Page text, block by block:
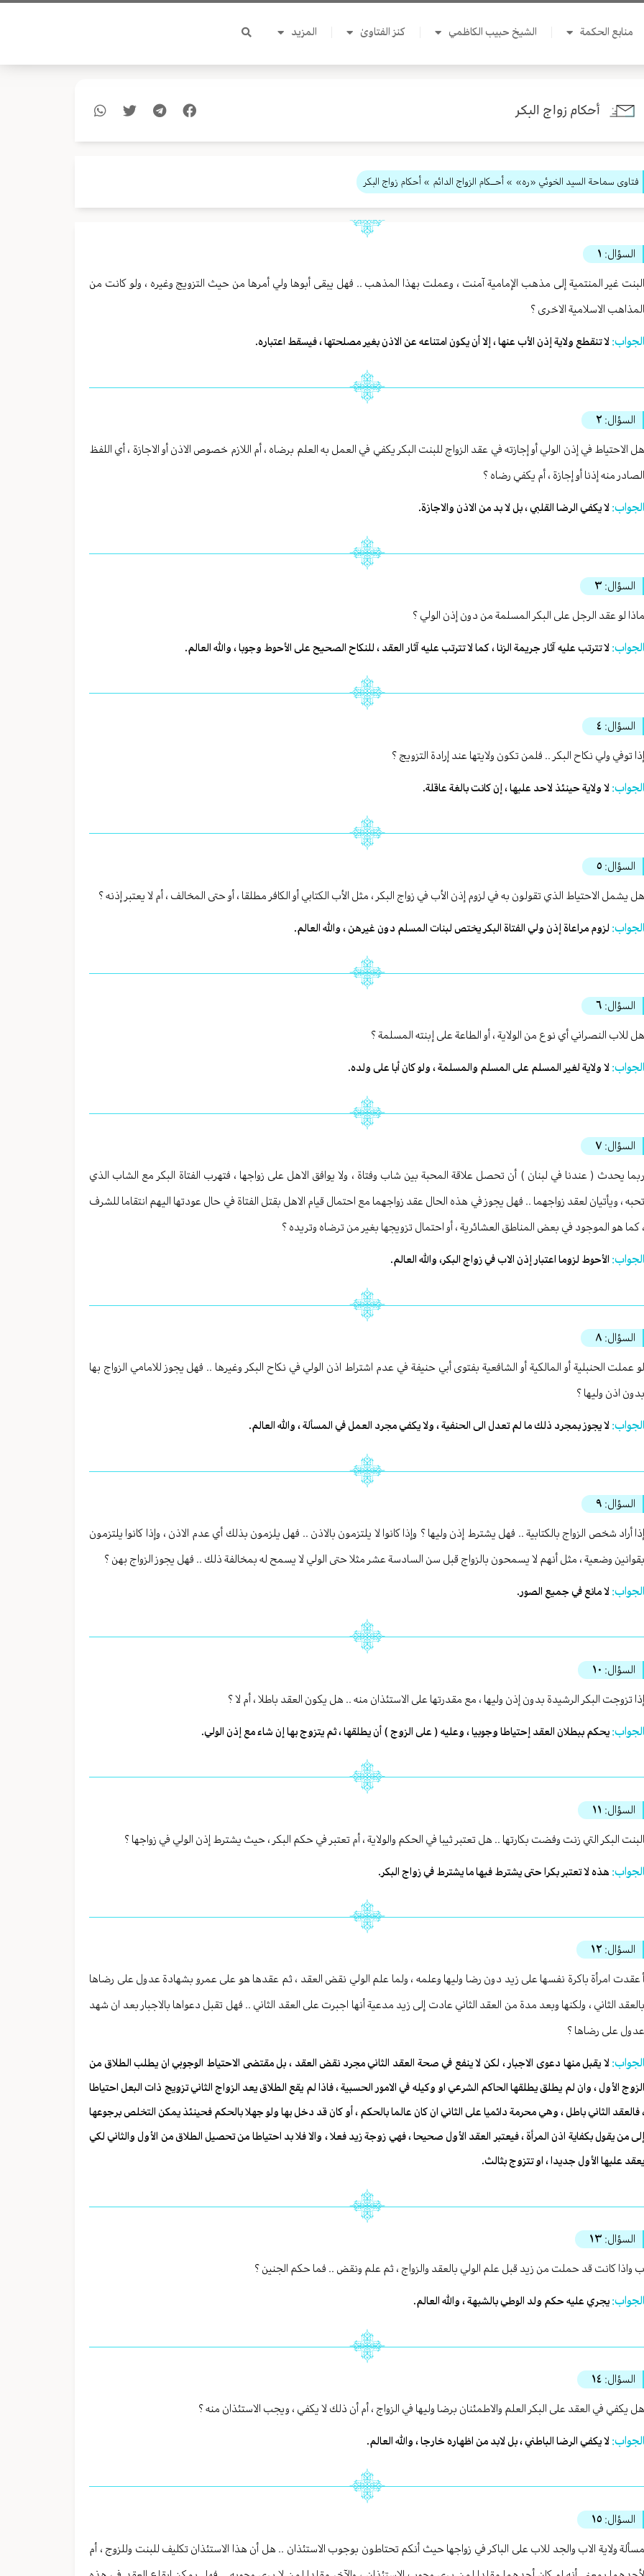
منابع الحكمة الشيخ حبيب الكاظمي كنز الفتاوىٰ المزيد
أحكام زواج البكر
فتاوى سماحة السيد الخوئي «ره» » أحــكام الزواج الدائم » أحكام زواج البكر
السؤال: ١
البنت غير المنتمية إلى مذهب الإمامية آمنت ، وعملت بهذا المذهب .. فهل يبقى أبوها ولي أمرها من حيث التزويج وغيره ، ولو كانت من
المذاهب الاسلامية الاخرى ؟
الجواب: لا تنقطع ولاية إذن الأب عنها ، إلا أن يكون امتناعه عن الاذن بغير مصلحتها ، فيسقط اعتباره.
السؤال: ٢
هل الاحتياط في إذن الولي أو إجازته في عقد الزواج للبنت البكر يكفي في العمل به العلم برضاه ، أم اللازم خصوص الاذن أو الاجازة ، أي اللفظ
الصادر منه إذنا أو إجازة ، أم يكفي رضاه ؟
الجواب: لا يكفي الرضا القلبي ، بل لا بد من الاذن والاجازة.
السؤال: ٣
ماذا لو عقد الرجل على البكر المسلمة من دون إذن الولي ؟
الجواب: لا تترتب عليه آثار جريمة الزنا ، كما لا تترتب عليه آثار العقد ، للنكاح الصحيح على الأحوط وجوبا ، والله العالم.
السؤال: ٤
إذا توفي ولي نكاح البكر .. فلمن تكون ولايتها عند إرادة التزويج ؟
الجواب: لا ولاية حينئذ لاحد عليها ، إن كانت بالغة عاقلة.
السؤال: ٥
هل يشمل الاحتياط الذي تقولون به في لزوم إذن الأب في زواج البكر ، مثل الأب الكتابي أو الكافر مطلقا ، أو حتى المخالف ، أم لا يعتبر إذنه ؟
الجواب: لزوم مراعاة إذن ولي الفتاة البكر يختص لبنات المسلم دون غيرهن ، والله العالم.
السؤال: ٦
هل للاب النصراني أي نوع من الولاية ، أو الطاعة على إبنته المسلمة ؟
الجواب: لا ولاية لغير المسلم على المسلم والمسلمة ، ولو كان أبا على ولده.
السؤال: ٧
ربما يحدث ( عندنا في لبنان ) أن تحصل علاقة المحبة بين شاب وفتاة ، ولا يوافق الاهل على زواجها ، فتهرب الفتاة البكر مع الشاب الذي
تحبه ، ويأتيان لعقد زواجهما .. فهل يجوز في هذه الحال عقد زواجهما مع احتمال قيام الاهل بقتل الفتاة في حال عودتها اليهم انتقاما للشرف
، كما هو الموجود في بعض المناطق العشائرية ، أو احتمال تزويجها بغير من ترضاه وتريده ؟
الجواب: الأحوط لزوما اعتبار إذن الاب في زواج البكر، والله العالم.
السؤال: ٨
لو عملت الحنبلية أو المالكية أو الشافعية بفتوى أبي حنيفة في عدم اشتراط اذن الولي في نكاح البكر وغيرها .. فهل يجوز للامامي الزواج بها
بدون اذن وليها ؟
الجواب: لا يجوز بمجرد ذلك ما لم تعدل الى الحنفية ، ولا يكفي مجرد العمل في المسألة ، والله العالم.
السؤال: ٩
إذا أراد شخص الزواج بالكتابية .. فهل يشترط إذن وليها ؟ وإذا كانوا لا يلتزمون بالاذن .. فهل يلزمون بذلك أي عدم الاذن ، وإذا كانوا يلتزمون
بقوانين وضعية ، مثل أنهم لا يسمحون بالزواج قبل سن السادسة عشر مثلا حتى الولي لا يسمح له بمخالفة ذلك .. فهل يجوز الزواج بهن ؟
الجواب: لا مانع في جميع الصور.
السؤال: ١٠
إذا تزوجت البكر الرشيدة بدون إذن وليها ، مع مقدرتها على الاستئذان منه .. هل يكون العقد باطلا ، أم لا ؟
الجواب: يحكم ببطلان العقد إحتياطا وجوبيا ، وعليه ( على الزوج ) أن يطلقها ، ثم يتزوج بها إن شاء مع إذن الولي.
السؤال: ١١
البنت البكر التي زنت وفضت بكارتها .. هل تعتبر ثيبا في الحكم والولاية ، أم تعتبر في حكم البكر ، حيث يشترط إذن الولي في زواجها ؟
الجواب: هذه لا تعتبر بكرا حتى يشترط فيها ما يشترط في زواج البكر.
السؤال: ١٢
أ عقدت امرأة باكرة نفسها على زيد دون رضا وليها وعلمه ، ولما علم الولي نقض العقد ، ثم عقدها هو على عمرو بشهادة عدول على رضاها
بالعقد الثاني ، ولكنها وبعد مدة من العقد الثاني عادت إلى زيد مدعية أنها اجبرت على العقد الثاني .. فهل تقبل دعواها بالاجبار بعد ان شهد
عدول على رضاها ؟
الجواب: لا يقبل منها دعوى الاجبار ، لكن لا ينفع في صحة العقد الثاني مجرد نقض العقد ، بل مقتضى الاحتياط الوجوبي ان يطلب الطلاق من
الزوج الأول ، وان لم يطلق يطلقها الحاكم الشرعي او وكيله في الامور الحسبية ، فاذا لم يقع الطلاق يعد الزواج الثاني تزويج ذات البعل احتياطا
، فالعقد الثاني باطل ، وهي محرمة دائميا على الثاني ان كان عالما بالحكم ، أو كان قد دخل بها ولو جهلا بالحكم فحينئذ يمكن التخلص برجوعها
إلى من يقول بكفاية اذن المرأة ، فيعتبر العقد الأول صحيحا ، فهي زوجة زيد فعلا ، والا فلا بد احتياطا من تحصيل الطلاق من الأول والثاني لكي
يعقد عليها الأول جديدا ، او تتزوج بثالث.
السؤال: ١٣
ب واذا كانت قد حملت من زيد قبل علم الولي بالعقد والزواج ، ثم علم ونقض .. فما حكم الجنين ؟
الجواب: يجري عليه حكم ولد الوطي بالشبهة ، والله العالم.
السؤال: ١٤
هل يكفي في العقد على البكر العلم والاطمئنان برضا وليها في الزواج ، أم أن ذلك لا يكفي ، ويجب الاستئذان منه ؟
الجواب: لا يكفي الرضا الباطني ، بل لابد من اظهاره خارجا ، والله العالم.
السؤال: ١٥
مسألة ولاية الاب والجد للاب على الباكر في زواجها حيث أنكم تحتاطون بوجوب الاستئذان .. هل أن هذا الاستئذان تكليف للبنت وللزوج ، أم